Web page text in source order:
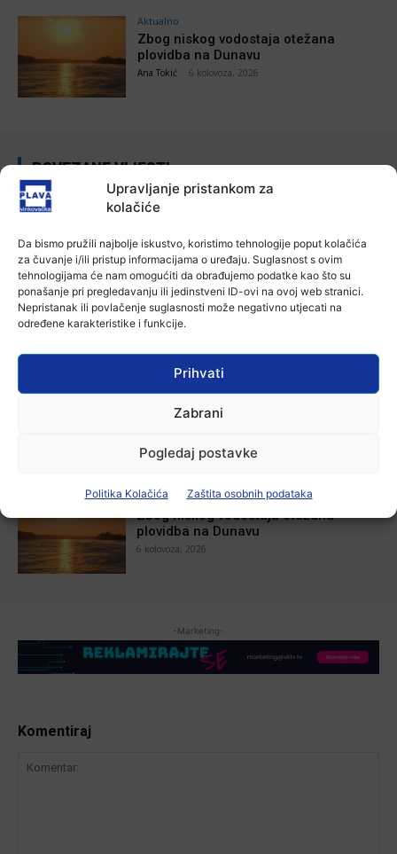
Upravljanje pristankom za
kolačiće
Da bismo pružili najbolje iskustvo, koristimo tehnologije poput kolačića
za čuvanje i/ili pristup informacijama o uređaju. Suglasnost s ovim
tehnologijama će nam omogućiti da obrađujemo podatke kao što su
ponašanje pri pregledavanju ili jedinstveni ID-ovi na ovoj web stranici.
Nepristanak ili povlačenje suglasnosti može negativno utjecati na
određene karakteristike i funkcije.
Prihvati
Zabrani
Pogledaj postavke
Politika Kolačića Zaštita osobnih podataka
Aktualno
Zbog niskog vodostaja otežana
plovidba na Dunavu
Ana Tokić 6 kolovoza, 2026
POVEZANE VIJESTI
Aktualno
Autoklub Vinkovci u rujnu će obilježiti
7 kolovoza, 2026
Aktualno
Za dva tjedna započinje još jedna
Divlja liga
Aktualno
U Županji održana Ljetna škola magije
Aktualno
Zbog niskog vodostaja otežana
plovidba na Dunavu
6 kolovoza, 2026
-Marketing-
Komentiraj